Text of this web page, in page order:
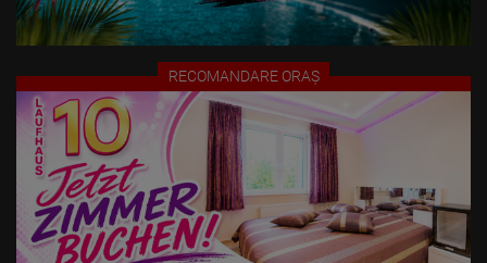
Visitor source (Facebook, search engine, or referring website)
Which files were downloaded?
Which videos were watched?
Were any advertising banners clicked?
Where did the visitor go? Did he click on other pages of the
portal or did he leave it completely?
How long did the visitor stay?
Place of processing:
European Union & USA
RECOMANDARE ORAȘ